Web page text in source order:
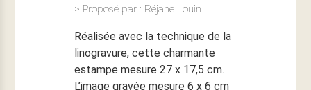
> Proposé par : Réjane Louin
Réalisée avec la technique de la
linogravure, cette charmante
estampe mesure 27 x 17,5 cm.
L’image gravée mesure 6 x 6 cm